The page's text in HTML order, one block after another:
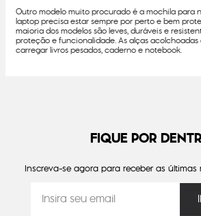
Outro modelo muito procurado é a mochila para
laptop precisa estar sempre por perto e bem
maioria dos modelos são leves, duráveis e
proteção e funcionalidade. As alças
carregar livros pesados, caderno e notebook.
FIQUE POR
Inscreva-se agora para receber as últimas